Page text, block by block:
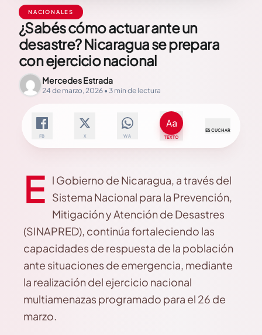
NACIONALES
¿Sabés cómo actuar ante un
desastre? Nicaragua se prepara
con ejercicio nacional
Mercedes Estrada
24 de marzo, 2026 • 3 min de lectura
FB X WA TEXTO
ESCUCHAR
E l Gobierno de Nicaragua, a través del
Sistema Nacional para la Prevención,
Mitigación y Atención de Desastres
(SINAPRED), continúa fortaleciendo las
capacidades de respuesta de la población
ante situaciones de emergencia, mediante
la realización del ejercicio nacional
multiamenazas programado para el 26 de
marzo.